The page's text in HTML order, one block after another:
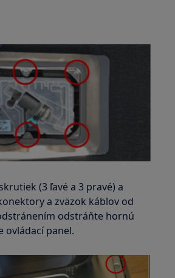
(3 ľavé a 3 pravé) a
a zväzok káblov od
odstráňte hornú
ovládací panel.